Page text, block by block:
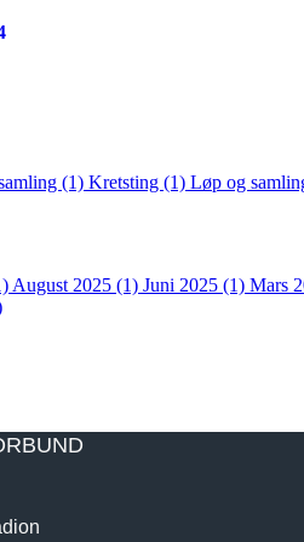
(1) Kretsting (1) Løp og
August 2025 (1) Juni 2025 (1) Mars